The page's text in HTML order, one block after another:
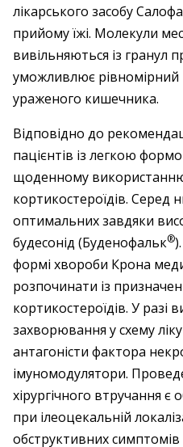
лікарського засобу
прийому їжі. Молекули
вивільняються із гранул
уможливлює рівномірний
ураженого кишечника.
Відповідно до
пацієнтів із легкою
щоденному
кортикостероїдів. Серед
оптимальних завдяки
будесонід (Буденофальк®
формі хвороби Крона
розпочинати із
кортикостероїдів. У разі
захворювання у схему
антагоністи фактора
імуномодулятори.
хірургічного втручання є
при ілеоцекальній
обструктивних симптомів